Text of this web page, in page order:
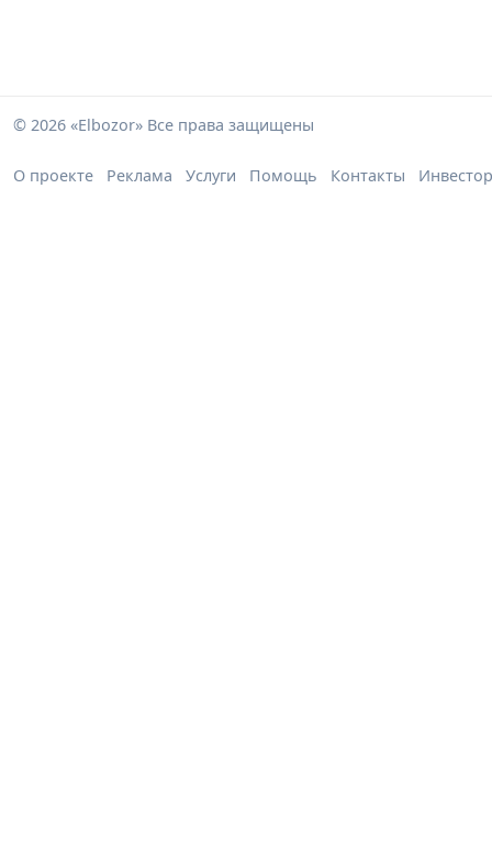
© 2026 «Elbozor» Все права защищены
О проекте Реклама Услуги Помощь Контакты